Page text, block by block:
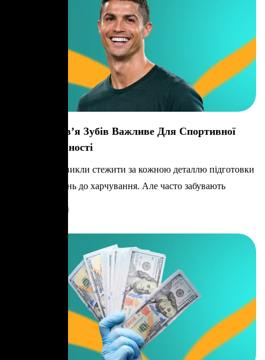
Чому Здоров’я Зубів Важливе Для Спортивної
Результативності
Спортсмени звикли стежити за кожною деталлю підготовки
— від тренувань до харчування. Але часто забувають